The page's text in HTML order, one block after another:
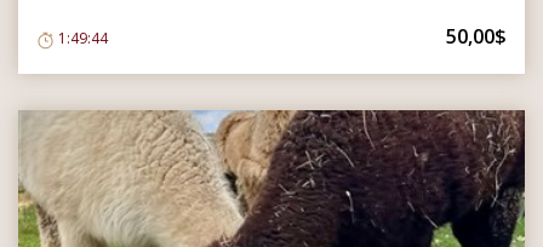
des stratégies de prévention. Elle a pour objectif de vous aider
à mieux accompagner votre cheval, toujours en complément
des recommandations de votre vétérinaire. Cette formation
au ferrage. Nous aborderons des techniques d'accupression et
de massages. Cette formation est créée par Magali Gagnon.
Sujets abordés: Définition Structure lamellaire Les causes Le
mécanisme de la fourbure Les symptômes L'échelle Obel Les
complications Mon cheval fourbe, que faire? Le shiatsu La
massothérapie, un atout pour la récupération Prévenir la
1:49:44 50,00$